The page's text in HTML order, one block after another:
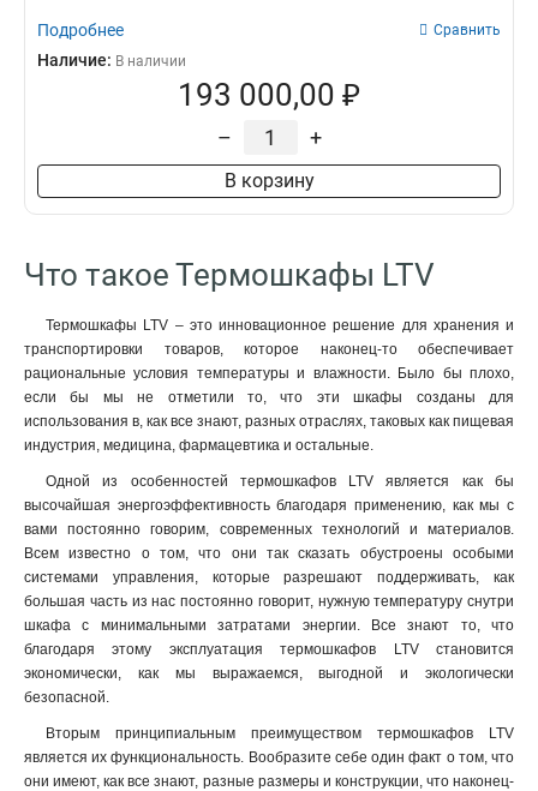
Подробнее Сравнить
Наличие: В наличии
193 000,00 ₽
– +
В корзину
Что такое Термошкафы LTV
Термошкафы LTV – это инновационное решение для хранения и
транспортировки товаров, которое наконец-то обеспечивает
рациональные условия температуры и влажности. Было бы плохо,
если бы мы не отметили то, что эти шкафы созданы для
использования в, как все знают, разных отраслях, таковых как пищевая
индустрия, медицина, фармацевтика и остальные.
Одной из особенностей термошкафов LTV является как бы
высочайшая энергоэффективность благодаря применению, как мы с
вами постоянно говорим, современных технологий и материалов.
Всем известно о том, что они так сказать обустроены особыми
системами управления, которые разрешают поддерживать, как
большая часть из нас постоянно говорит, нужную температуру снутри
шкафа с минимальными затратами энергии. Все знают то, что
благодаря этому эксплуатация термошкафов LTV становится
экономически, как мы выражаемся, выгодной и экологически
безопасной.
Вторым принципиальным преимуществом термошкафов LTV
является их функциональность. Вообразите себе один факт о том, что
они имеют, как все знают, разные размеры и конструкции, что наконец-